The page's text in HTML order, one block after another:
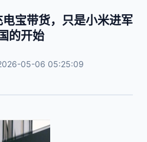
宝带货，只是小米进军
的开始
05-06 05:25:09